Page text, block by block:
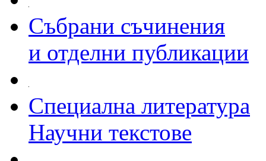
Събрани съчинения
и отделни публикации
Специална литература
Научни текстове